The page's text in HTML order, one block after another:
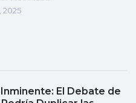
2025
Inminente: El Debate de